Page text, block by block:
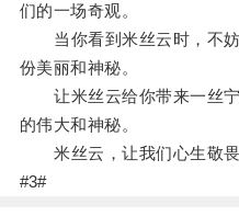
们的一场奇观。
当你看到米丝云时，不妨
份美丽和神秘。
让米丝云给你带来一丝宁
的伟大和神秘。
米丝云，让我们心生敬畏
#3#